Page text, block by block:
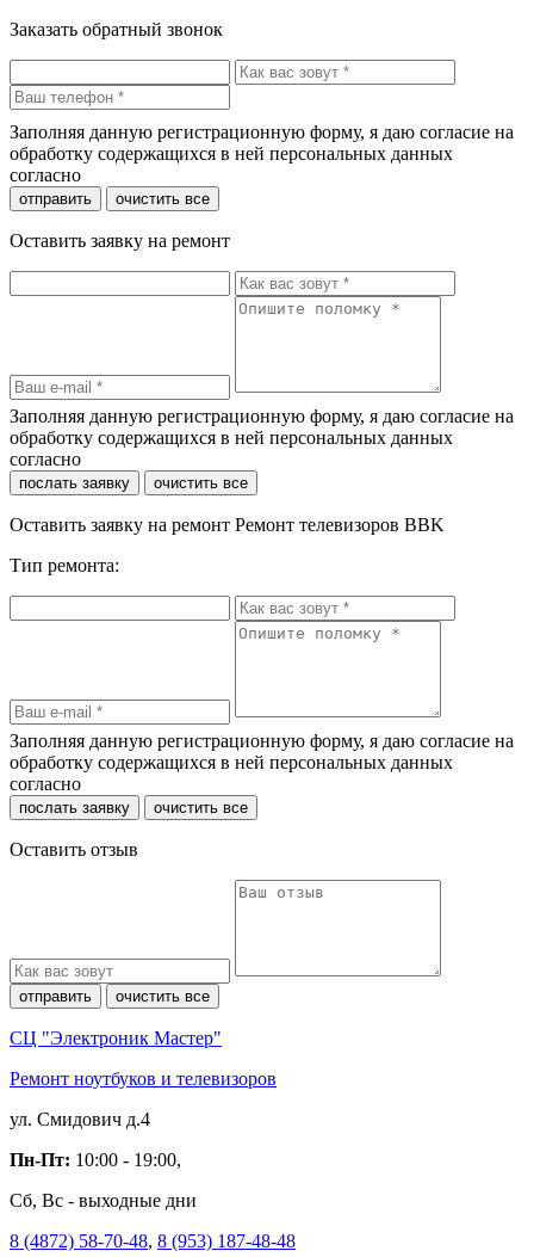
Заказать обратный звонок
Заполняя данную регистрационную форму, я даю согласие на
обработку содержащихся в ней персональных данных
согласно
отправить очистить все
Оставить заявку на ремонт
Заполняя данную регистрационную форму, я даю согласие на
обработку содержащихся в ней персональных данных
согласно
послать заявку очистить все
Оставить заявку на ремонт Ремонт телевизоров BBK
Тип ремонта:
Заполняя данную регистрационную форму, я даю согласие на
обработку содержащихся в ней персональных данных
согласно
послать заявку очистить все
Оставить отзыв
отправить очистить все
СЦ "Электроник Мастер"
Ремонт ноутбуков и телевизоров
ул. Смидович д.4
Пн-Пт: 10:00 - 19:00,
Сб, Вс - выходные дни
8 (4872) 58-70-48, 8 (953) 187-48-48